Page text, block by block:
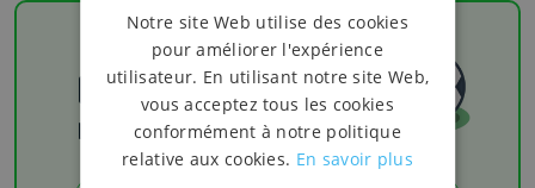
Football
Les résultats
Notre site Web utilise des cookies
pour améliorer l'expérience
utilisateur. En utilisant notre site Web,
vous acceptez tous les cookies
conformément à notre politique
relative aux cookies. En savoir plus